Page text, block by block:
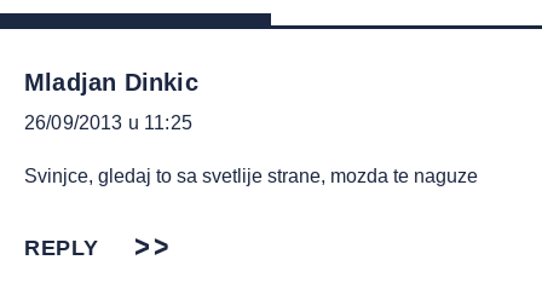
Mladjan Dinkic
26/09/2013 u 11:25
Svinjce, gledaj to sa svetlije strane, mozda te naguze
REPLY